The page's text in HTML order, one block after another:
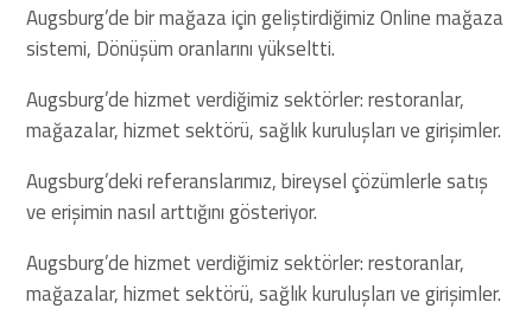
Augsburg’de bir mağaza için geliştirdiğimiz Online mağaza
sistemi, Dönüşüm oranlarını yükseltti.
Augsburg’de hizmet verdiğimiz sektörler: restoranlar,
mağazalar, hizmet sektörü, sağlık kuruluşları ve girişimler.
Augsburg’deki referanslarımız, bireysel çözümlerle satış
ve erişimin nasıl arttığını gösteriyor.
Augsburg’de hizmet verdiğimiz sektörler: restoranlar,
mağazalar, hizmet sektörü, sağlık kuruluşları ve girişimler.